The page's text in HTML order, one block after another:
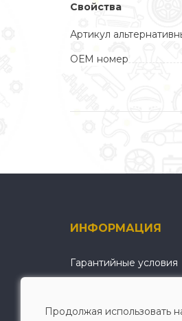
Свойства
Артикул
ОЕМ номер
ИНФОРМАЦИЯ
Гарантийные условия
Продолжая использовать